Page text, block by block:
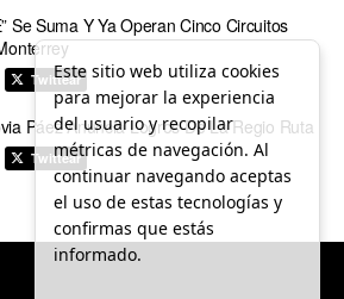
Se Suma Y Ya Operan Cinco Circuitos
Twittear
Páez Anuncia Logros De La Regio Ruta
Twittear
Este sitio web utiliza cookies
para mejorar la experiencia
del usuario y recopilar
métricas de navegación. Al
continuar navegando aceptas
el uso de estas tecnologías y
confirmas que estás
informado.